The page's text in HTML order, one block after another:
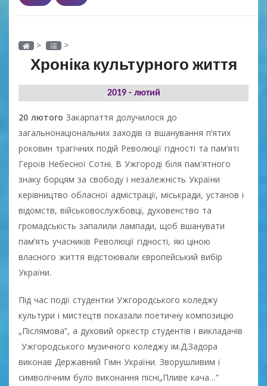
> >
Хроніка культурного життя
2019 - лютий
20 лютого Закарпаття долучилося до
загальнонаціональних заходів із вшанування п’ятих
роковин трагічних подій Революції гідності та пам’яті
Героїв Небесної Сотні. В Ужгороді біля пам'ятного
знаку борцям за свободу і незалежність України
керівництво обласної адмістрації, міськради, установ і
відомств, військовослужбовці, духовенство та
громадськість запалили лампади, щоб вшанувати
пам’ять учасників Революції гідності, які ціною
власного життя відстоювали європейський вибір
України.
Під час події студентки Ужгородського коледжу
культури і мистецтв показали поетичну композицію
„Післямова”, а духовий оркестр студентів і викладачів
Ужгородського музичного коледжу ім.Д.Задора
виконав Державний Гімн України. Зворушливим і
символічним було виконання пісні„Пливе кача…”